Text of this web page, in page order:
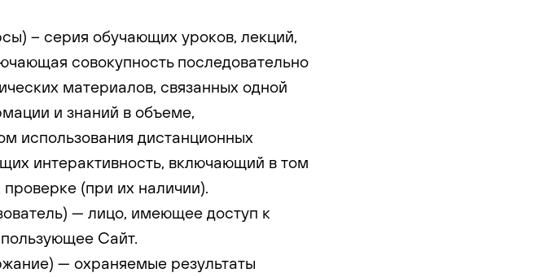
– серия обучающих уроков, лекций,
совокупность последовательно
материалов, связанных одной
и знаний в объеме,
использования дистанционных
интерактивность, включающий в том
(при их наличии).
— лицо, имеющее доступ к
Сайт.
— охраняемые результаты